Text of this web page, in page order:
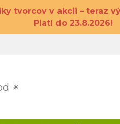
tvorcov v akcii – teraz
Platí do 23.8.2026!
✴